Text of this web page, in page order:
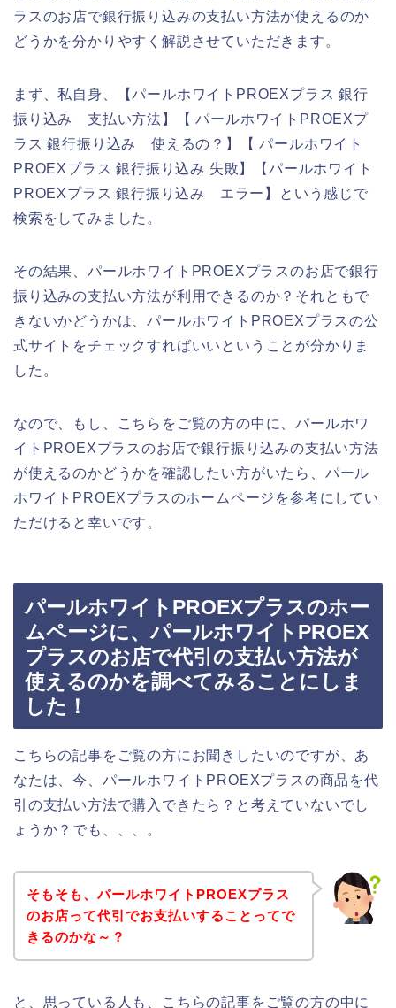
ラスのお店で銀行振り込みの支払い方法が使えるのか
どうかを分かりやすく解説させていただきます。
まず、私自身、【パールホワイトPROEXプラス 銀行
振り込み 支払い方法】【 パールホワイトPROEXプ
ラス 銀行振り込み 使えるの？】【 パールホワイト
PROEXプラス 銀行振り込み 失敗】【パールホワイト
PROEXプラス 銀行振り込み エラー】という感じで
検索をしてみました。
その結果、パールホワイトPROEXプラスのお店で銀行
振り込みの支払い方法が利用できるのか？それともで
きないかどうかは、パールホワイトPROEXプラスの公
式サイトをチェックすればいいということが分かりま
した。
なので、もし、こちらをご覧の方の中に、パールホワ
イトPROEXプラスのお店で銀行振り込みの支払い方法
が使えるのかどうかを確認したい方がいたら、パール
ホワイトPROEXプラスのホームページを参考にしてい
ただけると幸いです。
パールホワイトPROEXプラスのホー
ムページに、パールホワイトPROEX
プラスのお店で代引の支払い方法が
使えるのかを調べてみることにしま
した！
こちらの記事をご覧の方にお聞きしたいのですが、あ
なたは、今、パールホワイトPROEXプラスの商品を代
引の支払い方法で購入できたら？と考えていないでし
ょうか？でも、、、。
そもそも、パールホワイトPROEXプラス
のお店って代引でお支払いすることってで
きるのかな～？
と、思っている人も、こちらの記事をご覧の方の中に